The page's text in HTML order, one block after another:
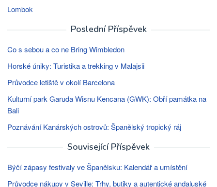
Lombok
Poslední Příspěvek
Co s sebou a co ne Bring Wimbledon
Horské úniky: Turistika a trekking v Malajsii
Průvodce letiště v okolí Barcelona
Kulturní park Garuda Wisnu Kencana (GWK): Obří památka na
Bali
Poznávání Kanárských ostrovů: Španělský tropický ráj
Související Příspěvek
Býčí zápasy festivaly ve Španělsku: Kalendář a umístění
Průvodce nákupy v Seville: Trhy, butiky a autentické andaluské